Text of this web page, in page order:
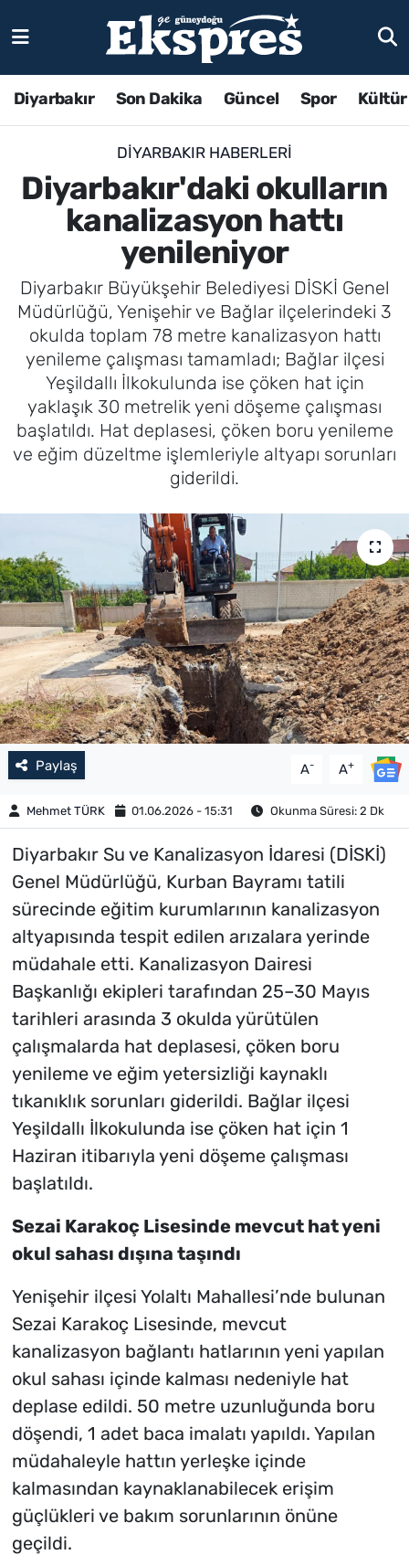
Diyarbakır Son Dakika Güncel Spor
DIYARBAKIR HABERLERI
Diyarbakır'daki okulların
kanalizasyon hattı
yenileniyor
Diyarbakır Büyükşehir Belediyesi DİSKİ Genel
Müdürlüğü, Yenişehir ve Bağlar ilçelerindeki 3
okulda toplam 78 metre kanalizasyon hattı
yenileme çalışması tamamladı; Bağlar ilçesi
Yeşildallı İlkokulunda ise çöken hat için
yaklaşık 30 metrelik yeni döşeme çalışması
başlatıldı. Hat deplasesi, çöken boru yenileme
ve eğim düzeltme işlemleriyle altyapı sorunları
giderildi.
Paylaş A- A+
Mehmet TÜRK 01.06.2026 - 15:31 Okunma Süresi: 2 Dk
Diyarbakır Su ve Kanalizasyon İdaresi (DİSKİ)
Genel Müdürlüğü, Kurban Bayramı tatili
sürecinde eğitim kurumlarının kanalizasyon
altyapısında tespit edilen arızalara yerinde
müdahale etti. Kanalizasyon Dairesi
Başkanlığı ekipleri tarafından 25–30 Mayıs
tarihleri arasında 3 okulda yürütülen
çalışmalarda hat deplasesi, çöken boru
yenileme ve eğim yetersizliği kaynaklı
tıkanıklık sorunları giderildi. Bağlar ilçesi
Yeşildallı İlkokulunda ise çöken hat için 1
Haziran itibarıyla yeni döşeme çalışması
başlatıldı.
Sezai Karakoç Lisesinde mevcut hat yeni
okul sahası dışına taşındı
Yenişehir ilçesi Yolaltı Mahallesi’nde bulunan
Sezai Karakoç Lisesinde, mevcut
kanalizasyon bağlantı hatlarının yeni yapılan
okul sahası içinde kalması nedeniyle hat
deplase edildi. 50 metre uzunluğunda boru
döşendi, 1 adet baca imalatı yapıldı. Yapılan
müdahaleyle hattın yerleşke içinde
kalmasından kaynaklanabilecek erişim
güçlükleri ve bakım sorunlarının önüne
geçildi.